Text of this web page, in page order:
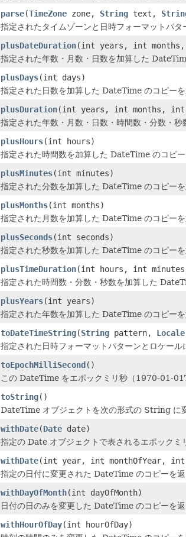
parse(TimeZone zone, String text,
指定されたタイムゾーンと日時フォーマットパ
plusDateDuration(int years, int
指定された年数・月数・日数を加算した
plusDays(int days)
指定された日数を加算した DateTime のコピーを
plusDuration(int years, int months,
指定された年数・月数・日数・時間数・分数・
plusHours(int hours)
指定された時間数を加算した DateTime のコピー
plusMinutes(int minutes)
指定された分数を加算した DateTime のコピーを
plusMonths(int months)
指定された月数を加算した DateTime のコピーを
plusSeconds(int seconds)
指定された秒数を加算した DateTime のコピーを
plusTimeDuration(int hours, int
指定された時間数・分数・秒数を加算した
plusYears(int years)
指定された年数を加算した DateTime のコピーを
toDateTimeString(String pattern, Locale
指定された日時フォーマットパターンとロケー
toEpochMilliSecond()
この DateTime をエポックミリ秒（1970-01-
toString()
DateTime オブジェクトを次の形式の String に
withDate(Date date)
指定の Date オブジェクトで表されるエポック
withDate(int year, int monthOfYear, int
指定の日付に変更された DateTime のコピーを返
withDayOfMonth(int dayOfMonth)
日付の日のみを変更した DateTime のコピーを返
withHourOfDay(int hourOfDay)